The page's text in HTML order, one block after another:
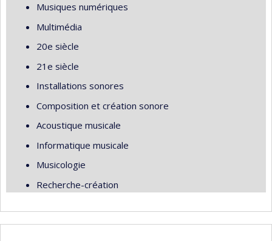
Musiques numériques
Multimédia
20e siècle
21e siècle
Installations sonores
Composition et création sonore
Acoustique musicale
Informatique musicale
Musicologie
Recherche-création